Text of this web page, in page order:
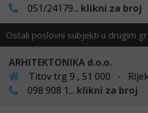
051/24179... klikni za broj
Ostali poslovni subjekti u drugim
ARHITEKTONIKA d.o.o.
Titov trg 9 , 51 000 -
098 908 1... klikni za broj